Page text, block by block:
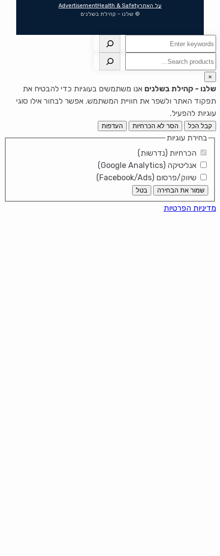
על האתרHealth & Safety
Advertisement
© שלנו – קהילת בשלנים
חיפוש
חיפוש
×
שלנו - קהילת בשלנים אנו משתמשים בעוגיות כדי להבטיח את
תפקוד האתר ולשפר את חוויית המשתמש. אפשר לבחור אילו סוגי
עוגיות להפעיל.
קבל הכל הסר לא הכרחיות העדפות
בחירת עוגיות
הכרחיות (נדרשות)
אנליטיקה (Google Analytics)
שיווק/פרסום (Facebook/Ads)
שמור את הבחירה בטל
מדיניות הפרטיות